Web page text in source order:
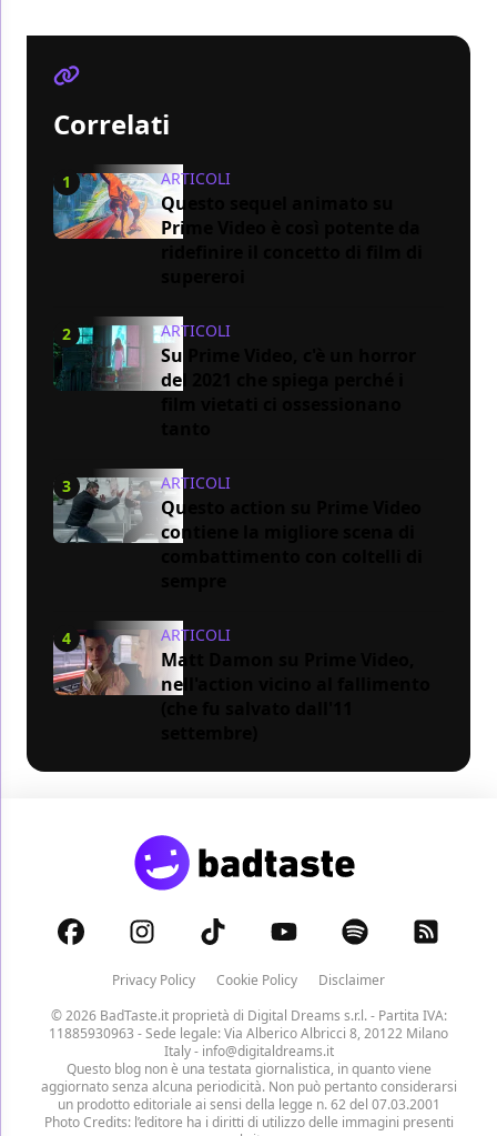
Correlati
1 ARTICOLI
Questo sequel animato su
Prime Video è così potente da
2 ARTICOLI
Su Prime Video, c'è un horror
del 2021 che spiega perché i
3 ARTICOLI
Questo action su Prime Video
contiene la migliore scena di
4 ARTICOLI
Matt Damon su Prime Video,
nell'action vicino al fallimento
Privacy Policy Cookie Policy
Disclaimer
© 2026 BadTaste.it proprietà di Digital Dreams s.r.l.- Partita IVA:
11885930963 - Sede legale: Via Alberico Albricci 8, 20122 Milano
Italy - info@digitaldreams.it
Questo blog non è una testata giornalistica, in quanto viene
aggiornato senza alcuna periodicità. Non può pertanto considerarsi
un prodotto editoriale ai sensi della legge n. 62 del 07.03.2001
Photo Credits: l’editore ha i diritti di utilizzo delle immagini presenti